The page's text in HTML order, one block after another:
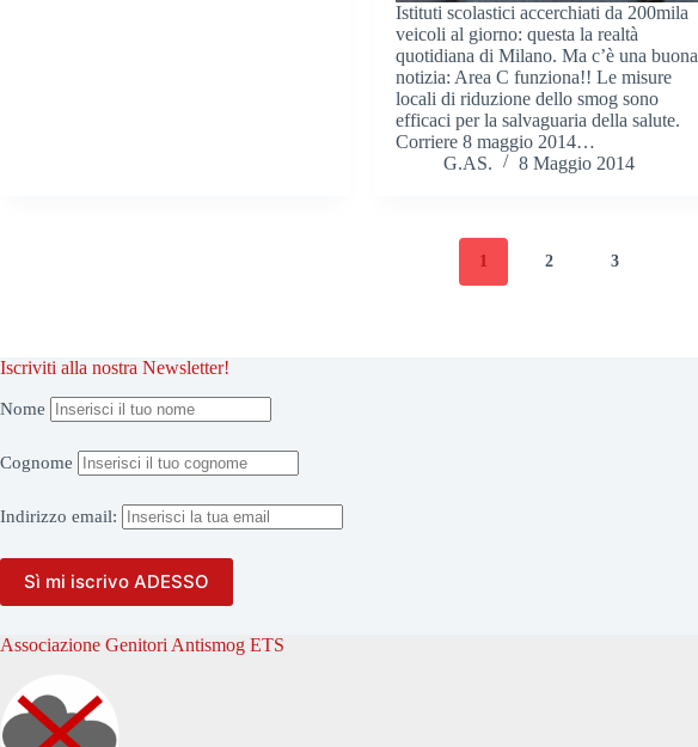
Istituti scolastici accerchiati da 200mila
veicoli al giorno: questa la realtà
quotidiana di Milano. Ma c’è una buona
notizia: Area C funziona!! Le misure
locali di riduzione dello smog sono
efficaci per la salvaguaria della salute.
Corriere 8 maggio 2014…
G.AS.
8 Maggio 2014
1 2 3
Iscriviti alla nostra Newsletter!
Nome
Cognome
Indirizzo email:
Associazione Genitori Antismog ETS